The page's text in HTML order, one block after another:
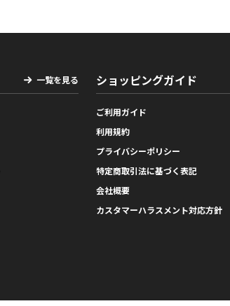
一覧を見る ショッピングガイド
ご利用ガイド
利用規約
プライバシーポリシー
特定商取引法に基づく表記
会社概要
カスタマーハラスメント対応方針